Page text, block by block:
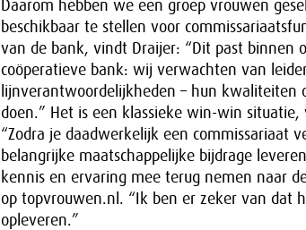
Daarom hebben we een groep vrouwen
beschikbaar te stellen voor
van de bank, vindt Draijer: “Dit past binnen
coöperatieve bank: wij verwachten van
lijnverantwoordelijkheden – hun
doen.” Het is een klassieke win-win
“Zodra je daadwerkelijk een commissariaat
belangrijke maatschappelijke bijdrage
kennis en ervaring mee terug nemen naar
op topvrouwen.nl. “Ik ben er zeker van dat
opleveren.”